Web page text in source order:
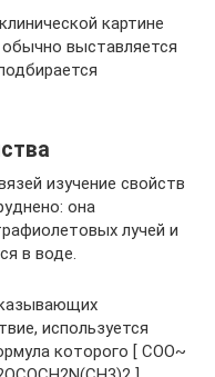
картине
выставляется
изучение свойств
она
лучей и
в воде.
используется
которого [ СОО~